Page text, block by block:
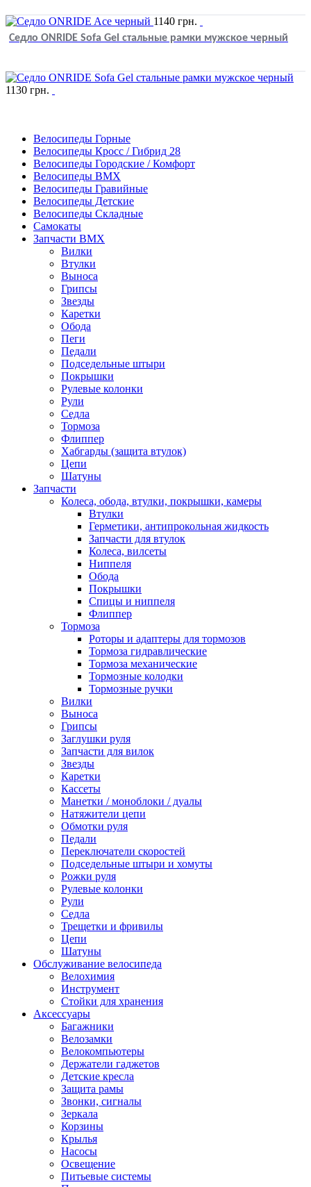
1140 грн.
Седло ONRIDE Sofa Gel стальные рамки мужское черный
1130 грн.
Велосипеды Горные
Велосипеды Кросс / Гибрид 28
Велосипеды Городские / Комфорт
Велосипеды BMX
Велосипеды Гравийные
Велосипеды Детские
Велосипеды Складные
Самокаты
Запчасти BMX
Вилки
Втулки
Выноса
Грипсы
Звезды
Каретки
Обода
Пеги
Педали
Подседельные штыри
Покрышки
Рулевые колонки
Рули
Седла
Тормоза
Флиппер
Хабгарды (защита втулок)
Цепи
Шатуны
Запчасти
Колеса, обода, втулки, покрышки, камеры
Втулки
Герметики, антипрокольная жидкость
Запчасти для втулок
Колеса, вилсеты
Ниппеля
Обода
Покрышки
Спицы и ниппеля
Флиппер
Тормоза
Роторы и адаптеры для тормозов
Тормоза гидравлические
Тормоза механические
Тормозные колодки
Тормозные ручки
Вилки
Выноса
Грипсы
Заглушки руля
Запчасти для вилок
Звезды
Каретки
Кассеты
Манетки / моноблоки / дуалы
Натяжители цепи
Обмотки руля
Педали
Переключатели скоростей
Подседельные штыри и хомуты
Рожки руля
Рулевые колонки
Рули
Седла
Трещетки и фривилы
Цепи
Шатуны
Обслуживание велосипеда
Велохимия
Инструмент
Стойки для хранения
Аксессуары
Багажники
Велозамки
Велокомпьютеры
Держатели гаджетов
Детские кресла
Защита рамы
Звонки, сигналы
Зеркала
Корзины
Крылья
Насосы
Освещение
Питьевые системы